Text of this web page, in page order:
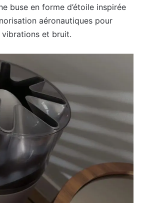
buse en forme d’étoile inspirée
aéronautiques pour
vibrations et bruit.